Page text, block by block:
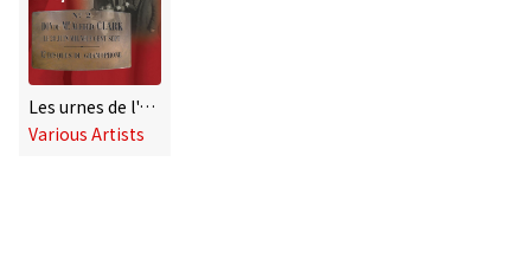
Les urnes de l'opéra
Various Artists